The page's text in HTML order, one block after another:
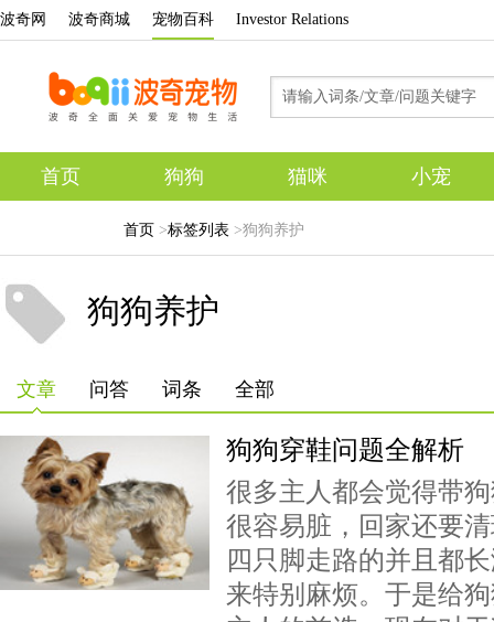
波奇网 波奇商城 宠物百科 Investor Relations
首页 狗狗 猫咪 小宠
首页 >标签列表 >狗狗养护
狗狗养护
文章 问答 词条 全部
狗狗穿鞋问题全解析
很多主人都会觉得带
很容易脏，回家还要
四只脚走路的并且都
来特别麻烦。于是给